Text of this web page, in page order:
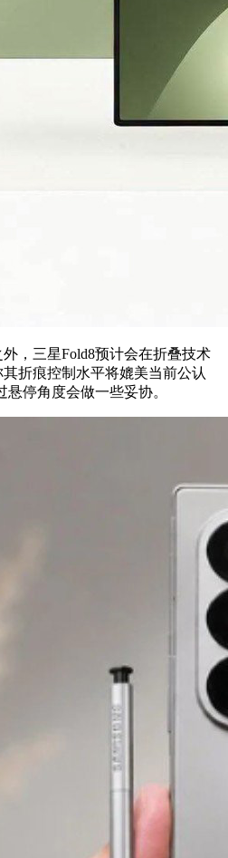
三星Fold8预计会在折叠技术
其折痕控制水平将媲美当前公认
悬停角度会做一些妥协。